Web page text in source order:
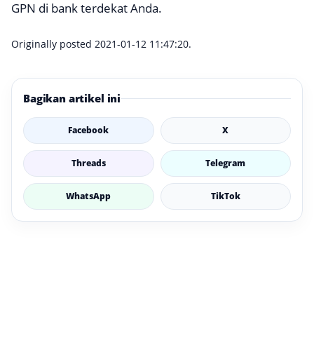
GPN di bank terdekat Anda.
Originally posted 2021-01-12 11:47:20.
Bagikan artikel ini
Facebook X
Threads Telegram
WhatsApp TikTok